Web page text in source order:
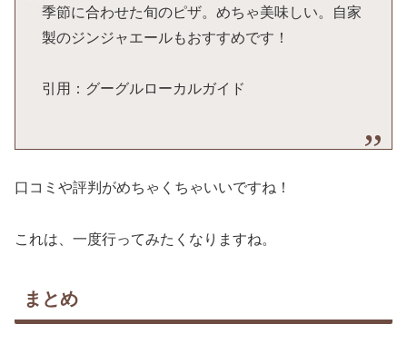
季節に合わせた旬のピザ。めちゃ美味しい。自家
製のジンジャエールもおすすめです！
引用：グーグルローカルガイド
口コミや評判がめちゃくちゃいいですね！
これは、一度行ってみたくなりますね。
まとめ